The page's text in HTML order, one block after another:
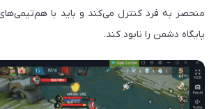
منحصر به فرد کنترل می‌کند و باید با
پایگاه دشمن را نابود کند.